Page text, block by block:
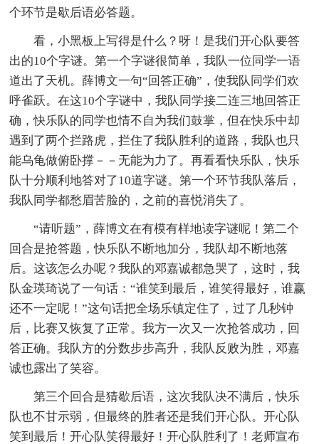
个环节是歇后语必答题。
看，小黑板上写得是什么？呀！是我们开心队要答
出的10个字谜。第一个字谜很简单，我队一位同学一语
道出了天机。薛博文一句“回答正确”，使我队同学们欢
呼雀跃。在这10个字谜中，我队同学接二连三地回答正
确，快乐队的同学也情不自为我们鼓掌，但在快乐中却
遇到了两个拦路虎，拦住了我队胜利的道路，我队也只
能乌龟做俯卧撑－－无能为力了。再看看快乐队，快乐
队十分顺利地答对了10道字谜。第一个环节我队落后，
我队同学都愁眉苦脸的，之前的喜悦消失了。
“请听题”，薛博文在有模有样地读字谜呢！第二个
回合是抢答题，快乐队不断地加分，我队却不断地落
后。这该怎么办呢？我队的邓嘉诚都急哭了，这时，我
队金瑛琦说了一句话：“谁笑到最后，谁笑得最好，谁赢
还不一定呢！”这句话把全场乐镇定住了，过了几秒钟
后，比赛又恢复了正常。我方一次又一次抢答成功，回
答正确。我队方的分数步步高升，我队反败为胜，邓嘉
诚也露出了笑容。
第三个回合是猜歇后语，这次我队决不满后，快乐
队也不甘示弱，但最终的胜者还是我们开心队。开心队
笑到最后！开心队笑得最好！开心队胜利了！老师宣布